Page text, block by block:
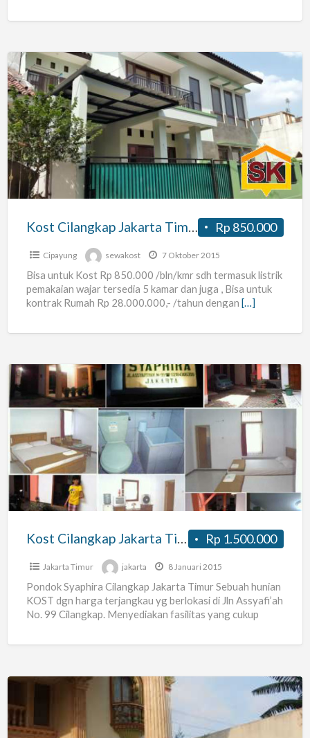
Kost
Cilangkap
Jakarta
Timur
Rp 850.000
Cipayung sewakost 7 Oktober 2015
Bisa untuk Kost Rp 850.000 /bln/kmr sdh termasuk listrik
pemakaian wajar tersedia 5 kamar dan juga , Bisa untuk
kontrak Rumah Rp 28.000.000,- /tahun dengan […]
Kost
Cilangkap
Jakarta
Timur
Rp 1.500.000
Kost Cilangkap Jakarta Timur
Jakarta Timur jakarta 8 Januari 2015
Pondok Syaphira Cilangkap Jakarta Timur Sebuah hunian
KOST dgn harga terjangkau yg berlokasi di Jln Assyafi’ah
No. 99 Cilangkap. Menyediakan fasilitas yang cukup
Kamar
Kost